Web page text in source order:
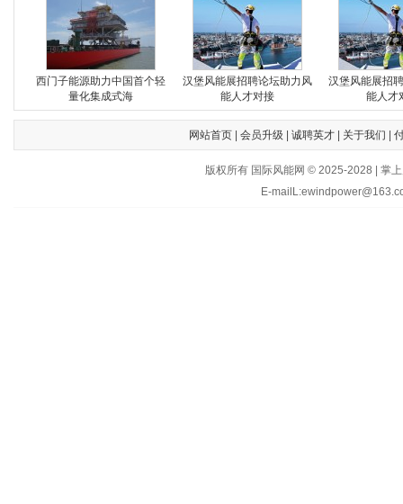
西门子能源助力中国首个轻
量化集成式海
汉堡风能展招聘论坛助力风
能人才对接
汉堡风能展招
能人才
网站首页| 会员升级 诚聘英才| 关于我们
版权所有 国际风能网 © 2025-2028 | 掌
E-